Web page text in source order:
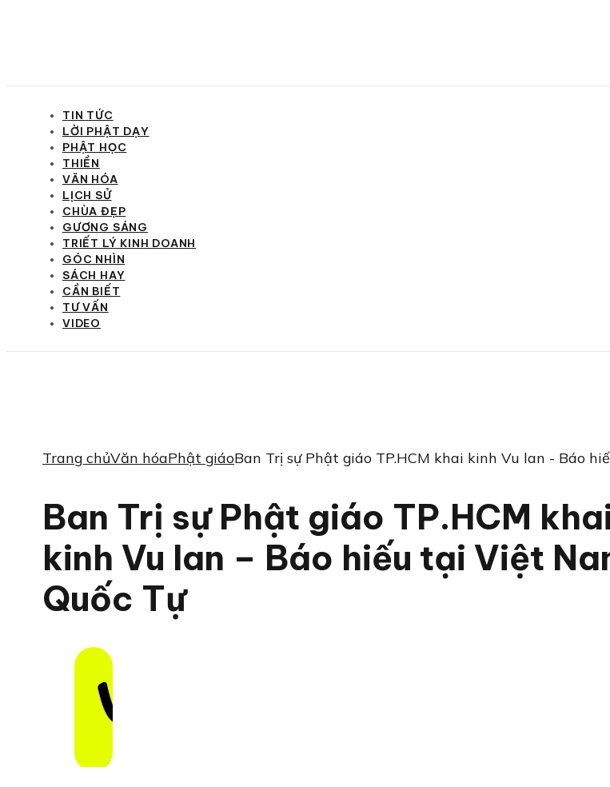
TIN TỨC
LỜI PHẬT DẠY
PHẬT HỌC
THIỀN
VĂN HÓA
LỊCH SỬ
CHÙA ĐẸP
GƯƠNG SÁNG
TRIẾT LÝ KINH DOANH
GÓC NHÌN
SÁCH HAY
CẦN BIẾT
TƯ VẤN
VIDEO
Trang chủVăn hóaPhật giáoBan Trị sự Phật giáo TP.HCM khai kinh Vu lan - Báo
Ban Trị sự Phật giáo TP.HCM
kinh Vu lan – Báo hiếu tại Việt
Quốc Tự